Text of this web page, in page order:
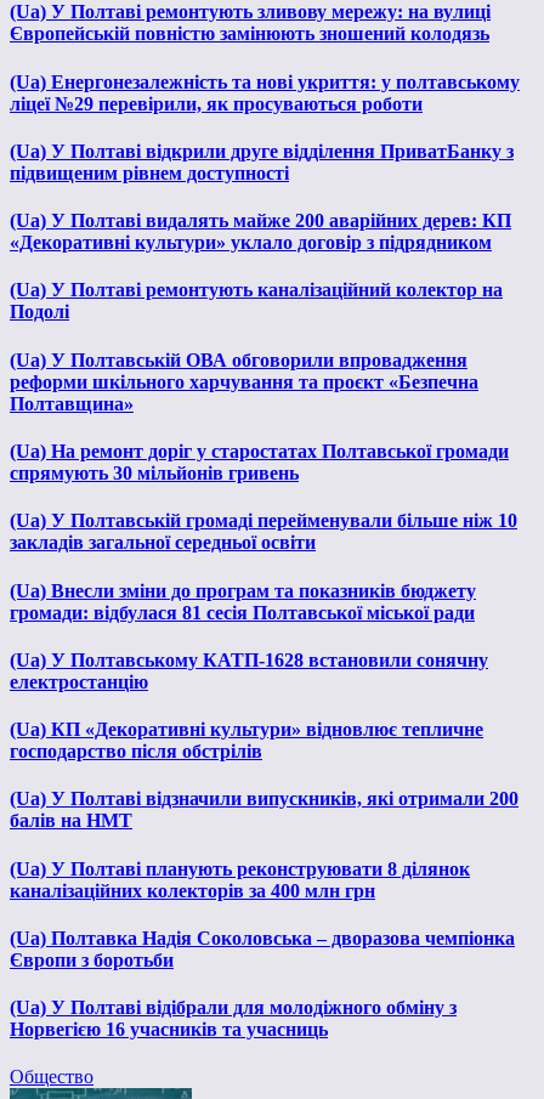
(Ua) У Полтаві ремонтують зливову мережу: на вулиці
Європейській повністю замінюють зношений колодязь
(Ua) Енергонезалежність та нові укриття: у полтавському
ліцеї №29 перевірили, як просуваються роботи
(Ua) У Полтаві відкрили друге відділення ПриватБанку з
підвищеним рівнем доступності
(Ua) У Полтаві видалять майже 200 аварійних дерев: КП
«Декоративні культури» уклало договір з підрядником
(Ua) У Полтаві ремонтують каналізаційний колектор на
Подолі
(Ua) У Полтавській ОВА обговорили впровадження
реформи шкільного харчування та проєкт «Безпечна
Полтавщина»
(Ua) На ремонт доріг у старостатах Полтавської громади
спрямують 30 мільйонів гривень
(Ua) У Полтавській громаді перейменували більше ніж 10
закладів загальної середньої освіти
(Ua) Внесли зміни до програм та показників бюджету
громади: відбулася 81 сесія Полтавської міської ради
(Ua) У Полтавському КАТП-1628 встановили сонячну
електростанцію
(Ua) КП «Декоративні культури» відновлює тепличне
господарство після обстрілів
(Ua) У Полтаві відзначили випускників, які отримали 200
балів на НМТ
(Ua) У Полтаві планують реконструювати 8 ділянок
каналізаційних колекторів за 400 млн грн
(Ua) Полтавка Надія Соколовська – дворазова чемпіонка
Європи з боротьби
(Ua) У Полтаві відібрали для молодіжного обміну з
Норвегією 16 учасників та учасниць
Общество